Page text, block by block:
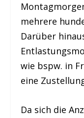
mehrere
Darüber
wie bspw. in
eine
Da sich die